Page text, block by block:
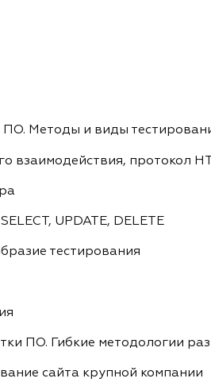
ПО. Методы и виды
взаимодействия, протокол
UPDATE, DELETE
тестирования
ПО. Гибкие методологии
сайта крупной компании